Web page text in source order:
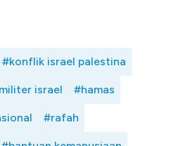
#konflik israel palestina
israel #hamas
#rafah